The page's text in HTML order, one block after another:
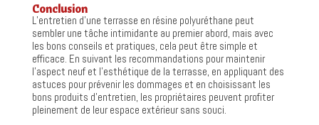
Conclusion
L’entretien d’une terrasse en résine polyuréthane peut
sembler une tâche intimidante au premier abord, mais avec
les bons conseils et pratiques, cela peut être simple et
efficace. En suivant les recommandations pour maintenir
l’aspect neuf et l’esthétique de la terrasse, en appliquant des
astuces pour prévenir les dommages et en choisissant les
bons produits d’entretien, les propriétaires peuvent profiter
pleinement de leur espace extérieur sans souci.